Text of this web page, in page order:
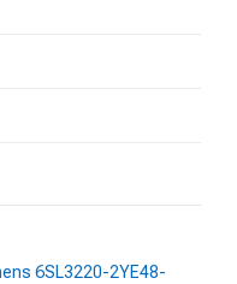
6SL3220-2YE48-